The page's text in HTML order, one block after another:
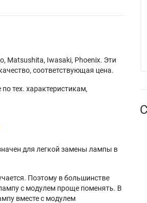
Matsushita, Iwasaki, Phoenix. Эти
соответствующая цена.
тех. характеристикам,
для легкой замены лампы в
Поэтому в большинстве
с модулем проще поменять. В
вместе с модулем